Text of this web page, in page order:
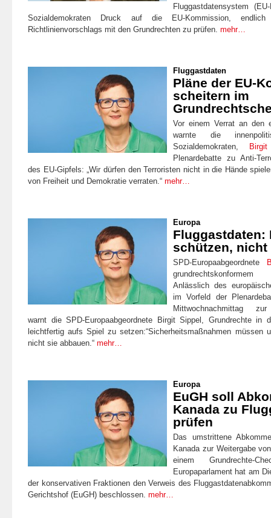
Fluggastdatensystem
Sozialdemokraten Druck auf die EU-Kommission,
Richtlinienvorschlags mit den Grundrechten zu prüfen. mehr…
Fluggastdaten
Pläne der EU-
scheitern im
Vor einem Verrat an den
warnte die
Sozialdemokraten,
Plenardebatte zu Anti-
des EU-Gipfels: „Wir dürfen den Terroristen nicht in die Hände
von Freiheit und Demokratie verraten.“ mehr…
Europa
Fluggastdaten:
schützen, nicht
SPD-Europaabgeordnete
Anlässlich des
im Vorfeld der
Mittwochnachmittag zur
warnt die SPD-Europaabgeordnete Birgit Sippel, Grundrechte in
leichtfertig aufs Spiel zu setzen:“Sicherheitsmaßnahmen müssen
nicht sie abbauen.“ mehr…
Europa
EuGH soll
Kanada zu
prüfen
Das umstrittene
Kanada zur Weitergabe
einem Grundrechte-
Europaparlament hat am
der konservativen Fraktionen den Verweis des
Gerichtshof (EuGH) beschlossen. mehr…